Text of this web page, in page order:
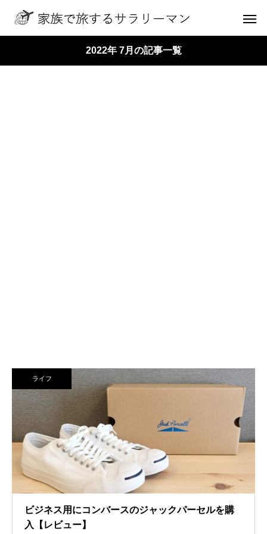
2022年 7月の記事一覧
ライフ
ビジネス用にコンバースのジャックパーセルを購
入【レビュー】